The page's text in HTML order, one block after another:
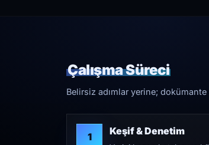
Çalışma Süreci
Belirsiz adımlar yerine;
1 Keşif & Denetim